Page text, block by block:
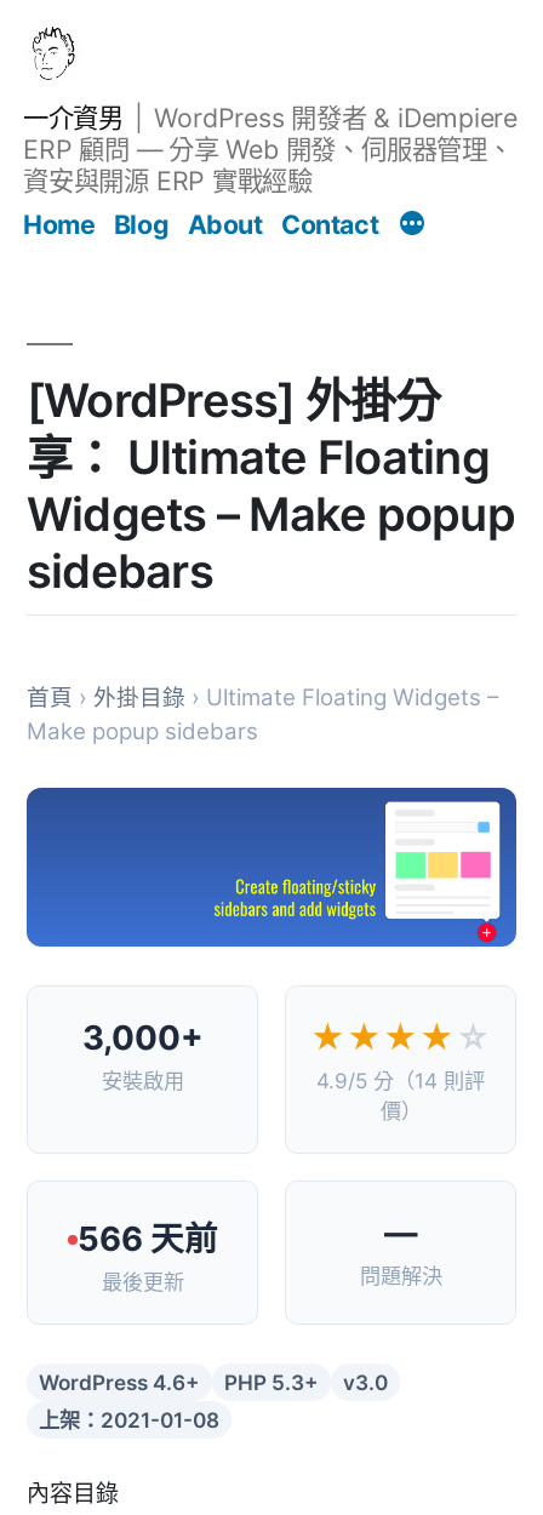
一介資男
WordPress 開發者 & iDempiere
ERP 顧問 — 分享 Web 開發、伺服器管理、
資安與開源 ERP 實戰經驗
Home
Blog About Contact
[WordPress] 外掛分
享： Ultimate Floating
Widgets – Make popup
sidebars
首頁 › 外掛目錄 › Ultimate Floating Widgets –
Make popup sidebars
3,000+
安裝啟用
★★★★ ☆
4.9/5 分（14 則評
價）
566 天前
最後更新
—
問題解決
WordPress 4.6+ PHP 5.3+
v3.0
上架：2021-01-08
內容目錄
文章